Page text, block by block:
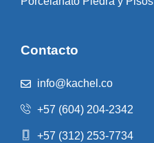
Contacto
info@kachel.co
+57 (604) 204-2342
+57 (312) 253-7734